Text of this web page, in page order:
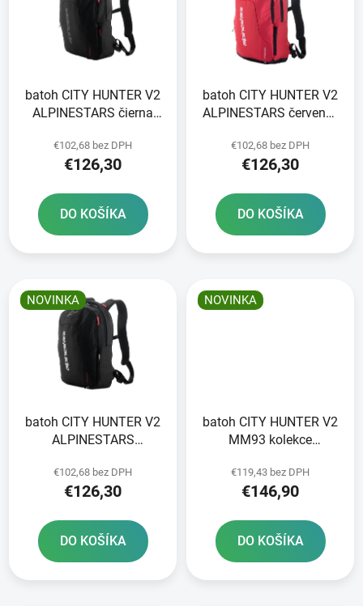
batoh CITY HUNTER V2
ALPINESTARS čierna
€102,68 bez DPH
€126,30
DO KOŠÍKA
batoh CITY HUNTER V2
ALPINESTARS červená/
€102,68 bez DPH
€126,30
DO KOŠÍKA
NOVINKA
batoh CITY HUNTER V2
ALPINESTARS
€102,68 bez DPH
€126,30
DO KOŠÍKA
NOVINKA
batoh CITY HUNTER V2
MM93 kolekce
fluo/modrá/černá/bílá
2025
€119,43 bez DPH
€146,90
DO KOŠÍKA